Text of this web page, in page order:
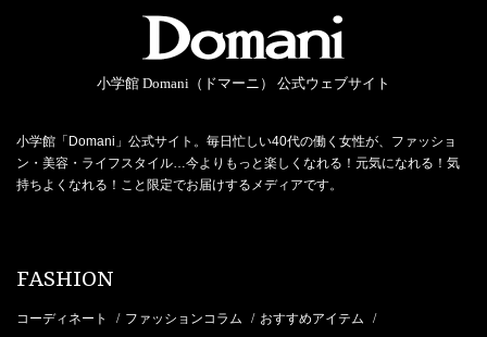
小学館 Domani（ドマーニ） 公式ウェブサイト
小学館「Domani」公式サイト。毎日忙しい40代の働く女性が、ファッショ
ン・美容・ライフスタイル…今よりもっと楽しくなれる！元気になれる！気
持ちよくなれる！こと限定でお届けするメディアです。
FASHION
コーディネート / ファッションコラム / おすすめアイテム /